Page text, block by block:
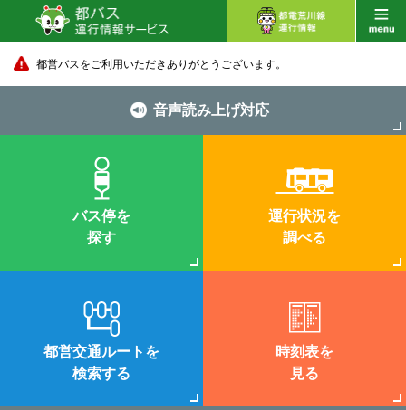
都営バスをご利用いただきありがとうございます。
音声読み上げ対応
バス停を
探す
運行状況を
調べる
都営交通ルートを
検索する
時刻表を
見る